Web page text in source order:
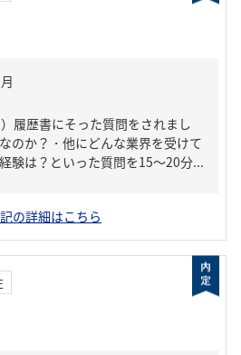
履歴書にそった質問をされまし
のか？・他にどんな業界を受けて
験は？といった質問を15～20分...
の詳細はこちら